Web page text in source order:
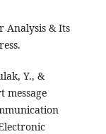
Analysis & Its
Y., &
message